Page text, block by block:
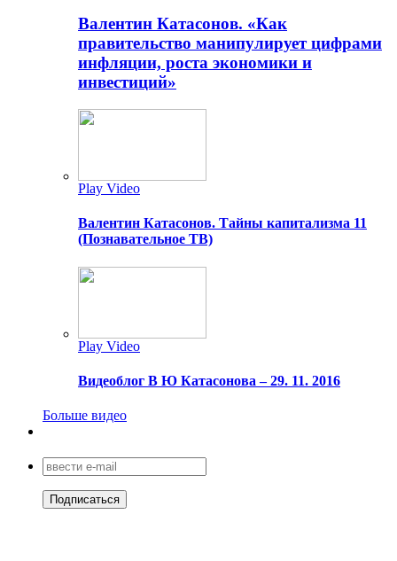
Валентин Катасонов. «Как
правительство манипулирует цифрами
инфляции, роста экономики и
инвестиций»
Play Video
Валентин Катасонов. Тайны капитализма 11
(Познавательное ТВ)
Play Video
Видеоблог В Ю Катасонова – 29. 11. 2016
Больше видео